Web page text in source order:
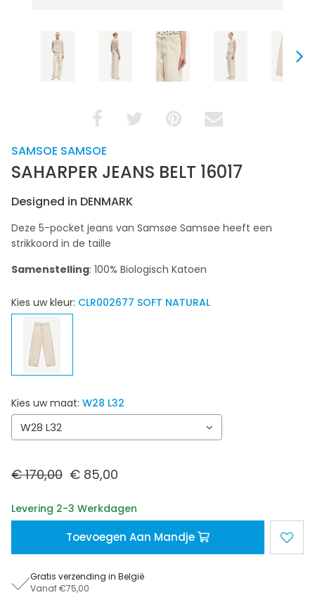
Next
SAMSOE SAMSOE
SAHARPER JEANS BELT 16017
Designed in DENMARK
Deze 5-pocket jeans van Samsøe Samsøe heeft een
strikkoord in de taille
Samenstelling: 100% Biologisch Katoen
Kies uw kleur: CLR002677 SOFT NATURAL
Kies uw maat: W28 L32
W28 L32
€ 170,00 € 85,00
Levering 2-3 Werkdagen
Toevoegen Aan Mandje
Gratis verzending in België
Vanaf €75,00